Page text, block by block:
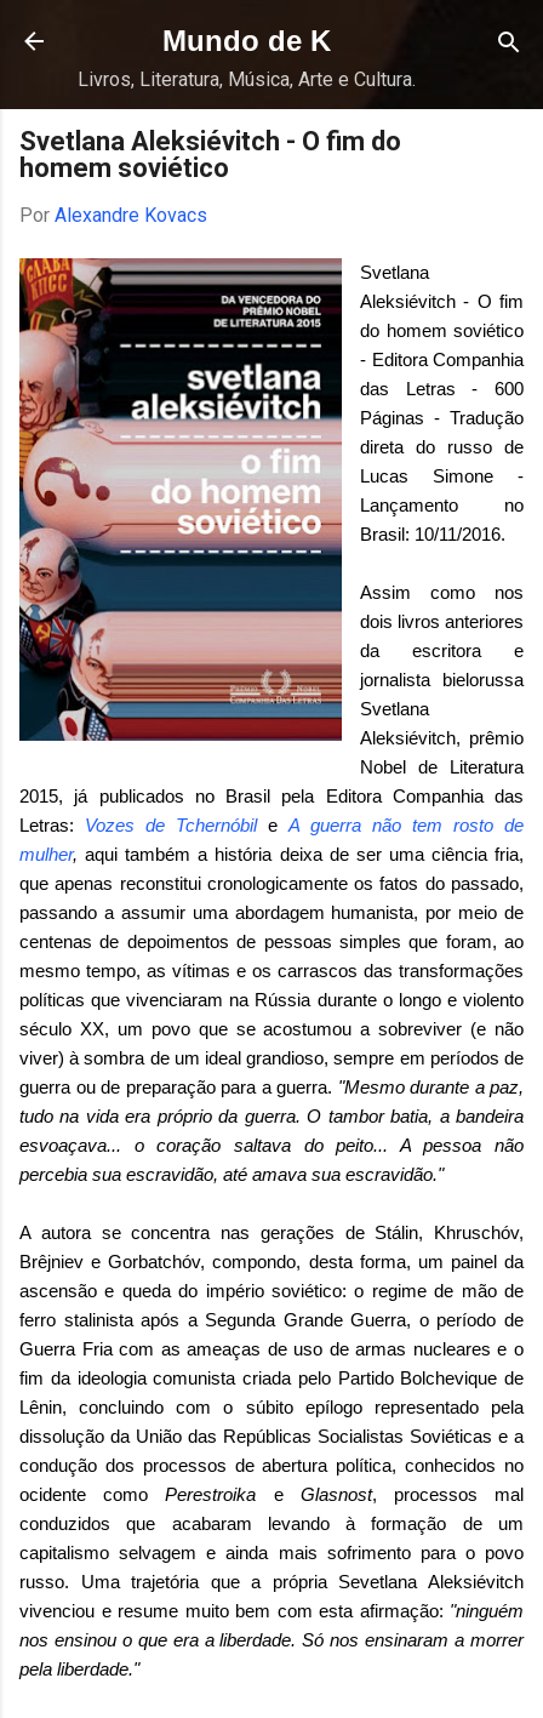
Pular para o conteúdo principal
Mundo de K
Livros, Literatura, Música, Arte e Cultura.
Svetlana Aleksiévitch - O fim do
homem soviético
Por Alexandre Kovacs
Svetlana
Aleksiévitch - O fim
do homem soviético
- Editora Companhia
das Letras - 600
Páginas - Tradução
direta do russo de
Lucas Simone -
Lançamento no
Brasil: 10/11/2016.
Assim como nos
dois livros anteriores
da escritora e
jornalista bielorussa
Svetlana
Aleksiévitch, prêmio
Nobel de Literatura
2015, já publicados no Brasil pela Editora Companhia das
Letras: Vozes de Tchernóbile A guerra não tem rosto de
mulher, aqui também a história deixa de ser uma ciência fria,
que apenas reconstitui cronologicamente os fatos do passado,
passando a assumir uma abordagem humanista, por meio de
centenas de depoimentos de pessoas simples que foram, ao
mesmo tempo, as vítimas e os carrascos das transformações
políticas que vivenciaram na Rússia durante o longo e violento
século XX, um povo que se acostumou a sobreviver (e não
viver) à sombra de um ideal grandioso, sempre em períodos de
guerra ou de preparação para a guerra. "Mesmo durante a paz,
tudo na vida era próprio da guerra. O tambor batia, a bandeira
esvoaçava... o coração saltava do peito... A pessoa não
percebia sua escravidão, até amava sua escravidão."
A autora se concentra nas gerações de Stálin, Khruschóv,
Brêjniev e Gorbatchóv, compondo, desta forma, um painel da
ascensão e queda do império soviético: o regime de mão de
ferro stalinista após a Segunda Grande Guerra, o período de
Guerra Fria com as ameaças de uso de armas nucleares e o
fim da ideologia comunista criada pelo Partido Bolchevique de
Lênin, concluindo com o súbito epílogo representado pela
dissolução da União das Repúblicas Socialistas Soviéticas e a
condução dos processos de abertura política, conhecidos no
ocidente comoPerestroika e Glasnost, processos mal
conduzidos que acabaram levando à formação de um
capitalismo selvagem e ainda mais sofrimento para o povo
russo. Uma trajetória que a própria Sevetlana Aleksiévitch
vivenciou e resume muito bem com esta afirmação: "ninguém
nos ensinou o que era a liberdade. Só nos ensinaram a morrer
pela liberdade."